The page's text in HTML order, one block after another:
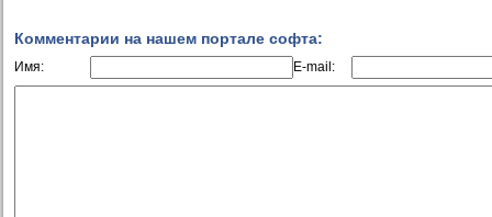
Комментарии на нашем портале софта:
Имя: E-mail: